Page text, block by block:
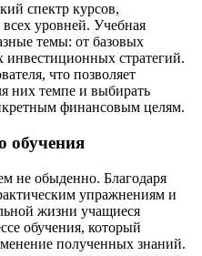
спектр курсов,
уровней. Учебная
темы: от базовых
стратегий.
что позволяет
них темпе и выбирать
финансовым целям.
обучения
не обыденно. Благодаря
упражнениям и
жизни учащиеся
обучения, который
полученных знаний.